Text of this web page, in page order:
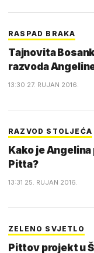
RASPAD BRAKA
Tajnovita
razvoda
13:30 27. RUJAN 2016.
RAZVOD STOLJEĆA
Kako je
Pitta?
13:31 25. RUJAN 2016.
ZELENO SVJETLO
Pittov projekt u